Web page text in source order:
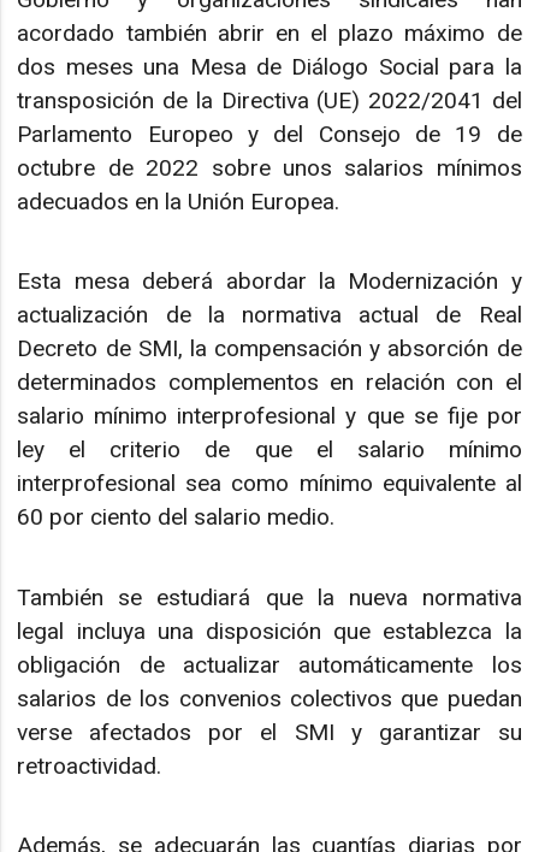
acordado también abrir en el plazo máximo de
dos meses una Mesa de Diálogo Social para la
transposición de la Directiva (UE) 2022/2041 del
Parlamento Europeo y del Consejo de 19 de
octubre de 2022 sobre unos salarios mínimos
adecuados en la Unión Europea.
Esta mesa deberá abordar la Modernización y
actualización de la normativa actual de Real
Decreto de SMI, la compensación y absorción de
determinados complementos en relación con el
salario mínimo interprofesional y que se fije por
ley el criterio de que el salario mínimo
interprofesional sea como mínimo equivalente al
60 por ciento del salario medio.
También se estudiará que la nueva normativa
legal incluya una disposición que establezca la
obligación de actualizar automáticamente los
salarios de los convenios colectivos que puedan
verse afectados por el SMI y garantizar su
retroactividad.
Además, se adecuarán las cuantías diarias por